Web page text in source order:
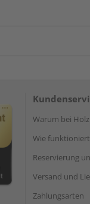
Warum bei
Wie
Reservierung
Versand und
Zahlungsarten